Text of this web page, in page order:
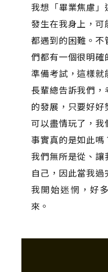
我想「畢業焦慮」
發生在我身上，
都遇到的困難。
們都有一個很明
準備考試，這樣
長輩總告訴我們
的發展，只要好
可以盡情玩了，
事實真的是如此
我們無所是從、
自己，因此當我過
我開始迷惘，好
來。